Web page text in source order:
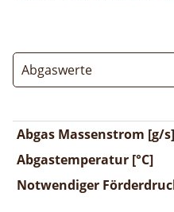
Abgaswerte
Abgas Massenstrom [g/s]
Abgastemperatur [°C]
Notwendiger